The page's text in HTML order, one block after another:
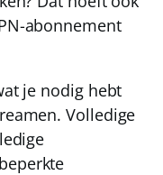
abonnement
je nodig hebt
Volledige